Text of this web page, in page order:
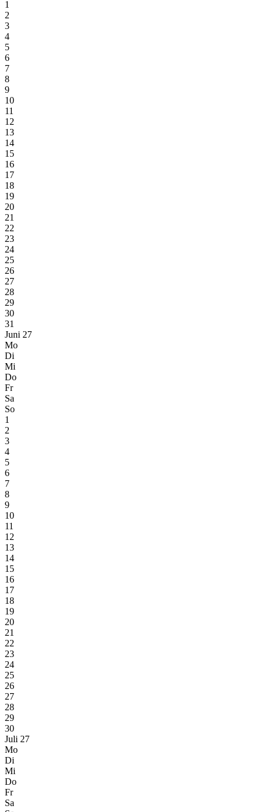
1
2
3
4
5
6
7
8
9
10
11
12
13
14
15
16
17
18
19
20
21
22
23
24
25
26
27
28
29
30
31
Juni 27
Mo
Di
Mi
Do
Fr
Sa
So
1
2
3
4
5
6
7
8
9
10
11
12
13
14
15
16
17
18
19
20
21
22
23
24
25
26
27
28
29
30
Juli 27
Mo
Di
Mi
Do
Fr
Sa